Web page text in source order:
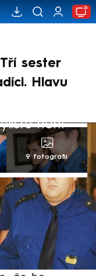
sester
Hlavu
není
9 fotografií
punku,
kapely
čekali, že